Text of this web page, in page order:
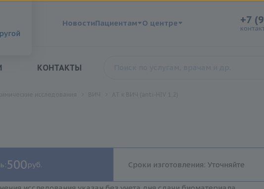
НовостиПациентам О центре +7
КОНТАКТЫ
500руб. Сроки изготовления: Уточняйте